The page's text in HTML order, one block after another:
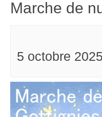
Marche de
5 octobre 2025